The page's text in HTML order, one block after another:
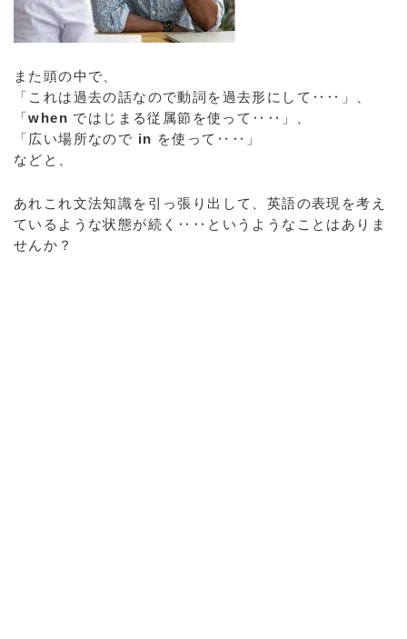
また頭の中で、
「これは過去の話なので動詞を過去形にして‥‥」、
「when ではじまる従属節を使って‥‥」、
「広い場所なので in を使って‥‥」
などと、
あれこれ文法知識を引っ張り出して、英語の表現を考え
ているような状態が続く‥‥というようなことはありま
せんか？